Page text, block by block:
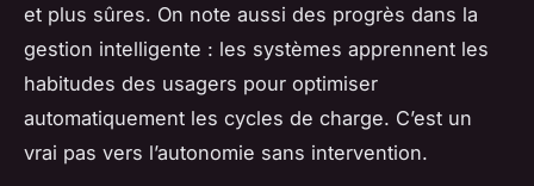
et plus sûres. On note aussi des progrès dans la
gestion intelligente : les systèmes apprennent les
habitudes des usagers pour optimiser
automatiquement les cycles de charge. C’est un
vrai pas vers l’autonomie sans intervention.